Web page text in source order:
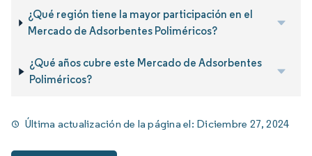
¿Qué región tiene la mayor participación en el
Mercado de Adsorbentes Poliméricos?
¿Qué años cubre este Mercado de Adsorbentes
Poliméricos?
Última actualización de la página el: Diciembre 27, 2024